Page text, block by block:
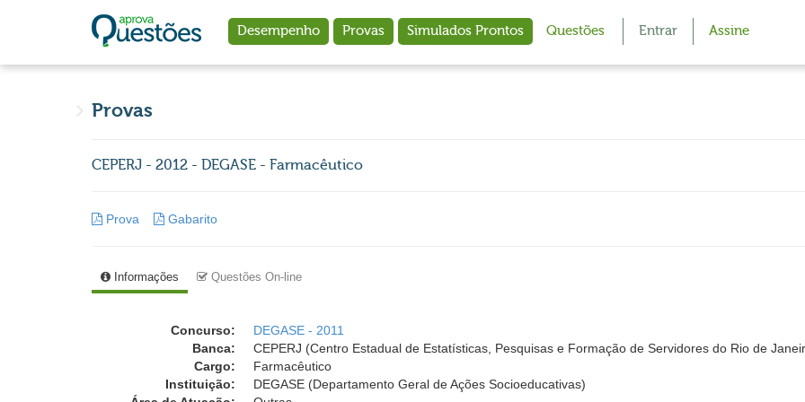
Desempenho Provas Simulados Prontos Questões Entrar Assine
Provas
CEPERJ - 2012 - DEGASE - Farmacêutico
Prova Gabarito
Informações Questões On-line
Concurso:
DEGASE - 2011
Banca:
CEPERJ (Centro Estadual de Estatísticas, Pesquisas e Formação de Servidores do Rio de
Cargo:
Farmacêutico
Instituição:
DEGASE (Departamento Geral de Ações Socioeducativas)